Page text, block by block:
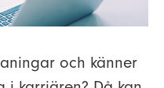
och känner